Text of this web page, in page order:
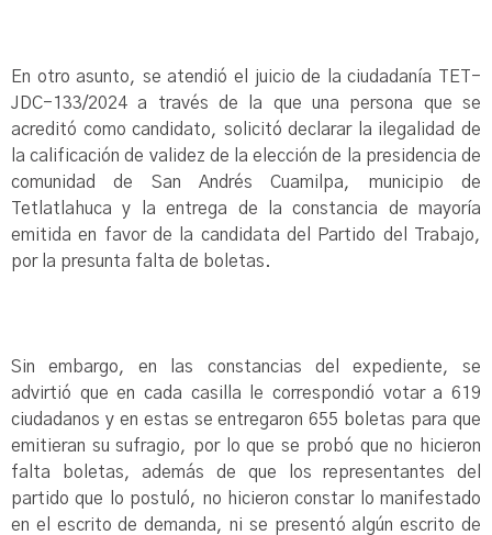
En otro asunto, se atendió el juicio de la ciudadanía TET-
JDC-133/2024 a través de la que una persona que se
acreditó como candidato, solicitó declarar la ilegalidad de
la calificación de validez de la elección de la presidencia de
comunidad de San Andrés Cuamilpa, municipio de
Tetlatlahuca y la entrega de la constancia de mayoría
emitida en favor de la candidata del Partido del Trabajo,
por la presunta falta de boletas.
Sin embargo, en las constancias del expediente, se
advirtió que en cada casilla le correspondió votar a 619
ciudadanos y en estas se entregaron 655 boletas para que
emitieran su sufragio, por lo que se probó que no hicieron
falta boletas, además de que los representantes del
partido que lo postuló, no hicieron constar lo manifestado
en el escrito de demanda, ni se presentó algún escrito de